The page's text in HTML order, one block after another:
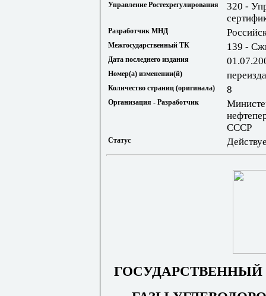
Управление Ростехрегулирования
320 -
Разработчик МНД
Межгосударственный ТК 139 -
Дата последнего издания
Номер(а) изменении(й)
Количество страниц (оригинала) 8
Организация - Разработчик
СССР
Статус